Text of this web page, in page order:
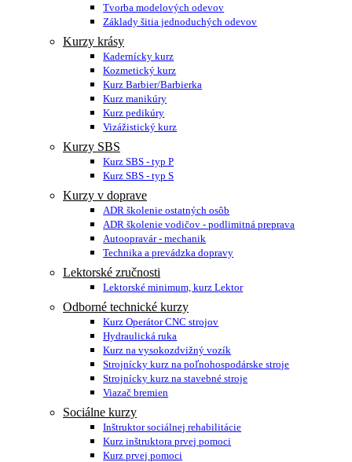
Tvorba modelových odevov
Základy šitia jednoduchých odevov
Kurzy krásy
Kadernícky kurz
Kozmetický kurz
Kurz Barbier/Barbierka
Kurz manikúry
Kurz pedikúry
Vizážistický kurz
Kurzy SBS
Kurz SBS - typ P
Kurz SBS - typ S
Kurzy v doprave
ADR školenie ostatných osôb
ADR školenie vodičov - podlimitná preprava
Autoopravár - mechanik
Technika a prevádzka dopravy
Lektorské zručnosti
Lektorské minimum, kurz Lektor
Odborné technické kurzy
Kurz Operátor CNC strojov
Hydraulická ruka
Kurz na vysokozdvižný vozík
Strojnícky kurz na poľnohospodárske stroje
Strojnícky kurz na stavebné stroje
Viazač bremien
Sociálne kurzy
Inštruktor sociálnej rehabilitácie
Kurz inštruktora prvej pomoci
Kurz prvej pomoci